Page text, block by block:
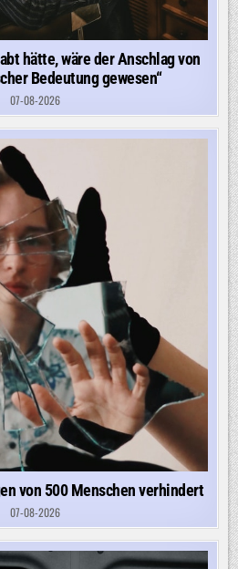
hätte, wäre der Anschlag von
Bedeutung gewesen“
07-08-2026
von 500 Menschen verhindert
07-08-2026